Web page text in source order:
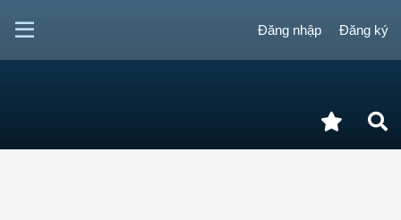
Đăng nhập Đăng ký